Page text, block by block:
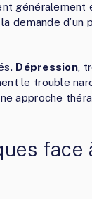
généralement
demande
Dépression ,
le trouble
approche
face